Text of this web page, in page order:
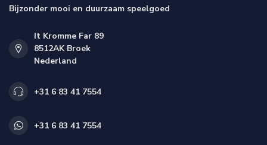
Bijzonder mooi en duurzaam speelgoed
It Kromme Far 89
8512AK Broek
Nederland
+31 6 83 41 7554
+31 6 83 41 7554